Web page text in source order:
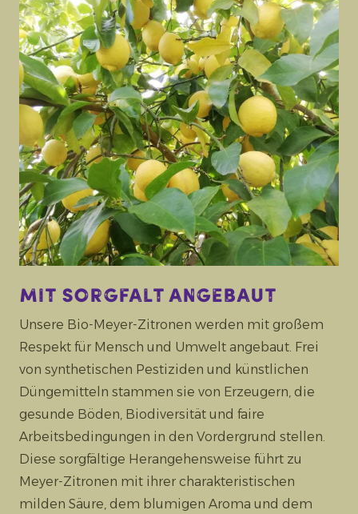
Mit Sorgfalt angebaut
Unsere Bio-Meyer-Zitronen werden mit großem
Respekt für Mensch und Umwelt angebaut. Frei
von synthetischen Pestiziden und künstlichen
Düngemitteln stammen sie von Erzeugern, die
gesunde Böden, Biodiversität und faire
Arbeitsbedingungen in den Vordergrund stellen.
Diese sorgfältige Herangehensweise führt zu
Meyer-Zitronen mit ihrer charakteristischen
milden Säure, dem blumigen Aroma und dem